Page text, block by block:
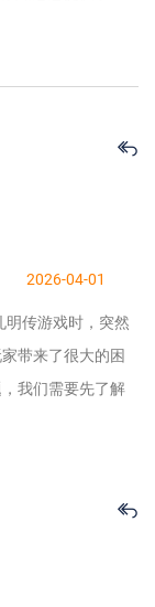
2026-04-01
明传游戏时，突然
带来了很大的困
我们需要先了解